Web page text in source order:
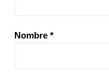
Nombre *